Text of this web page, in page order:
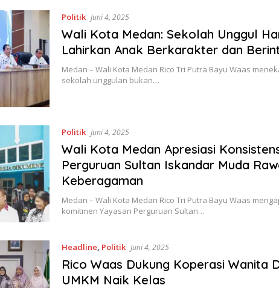
Politik Juni 4, 2025
Wali Kota Medan: Sekolah Unggul
Lahirkan Anak Berkarakter dan
Medan – Wali Kota Medan Rico Tri Putra Bayu Waas
sekolah unggulan bukan…
Politik Juni 4, 2025
Wali Kota Medan Apresiasi
Perguruan Sultan Iskandar Muda
Keberagaman
Medan – Wali Kota Medan Rico Tri Putra Bayu Waas
komitmen Yayasan Perguruan Sultan…
Headline, Politik Juni 4, 2025
Rico Waas Dukung Koperasi Wanita
UMKM Naik Kelas